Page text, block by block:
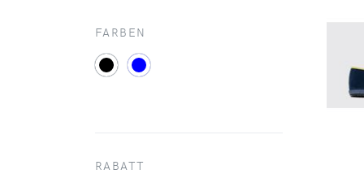
FARBEN
RABATT